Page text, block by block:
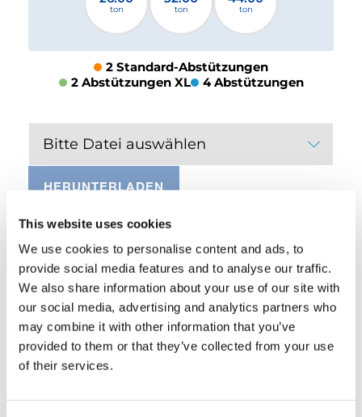
This website uses cookies
We use cookies to personalise content and ads, to
provide social media features and to analyse our traffic.
We also share information about your use of our site with
our social media, advertising and analytics partners who
may combine it with other information that you’ve
provided to them or that they’ve collected from your use
of their services.
ton ton ton
2 Standard-Abstützungen
2 Abstützungen XL
4 Abstützungen
Bitte Datei auswählen
HERUNTERLADEN
AUSSTATTUNG
Mechanischer externer Drehbegrenzer
Standard